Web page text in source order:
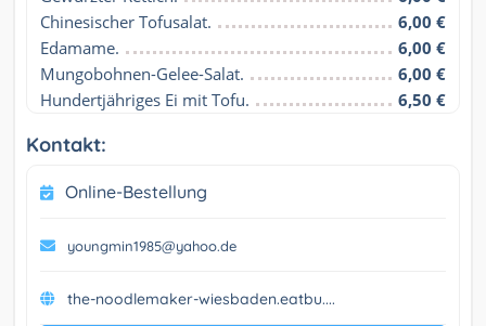
Chinesischer Tofusalat.
6,00 €
Edamame.
6,00 €
Mungobohnen-Gelee-Salat.
6,00 €
Hundertjähriges Ei mit Tofu.
6,50 €
Kontakt:
Online-Bestellung
youngmin1985@yahoo.de
the-noodlemaker-wiesbaden.eatbu....